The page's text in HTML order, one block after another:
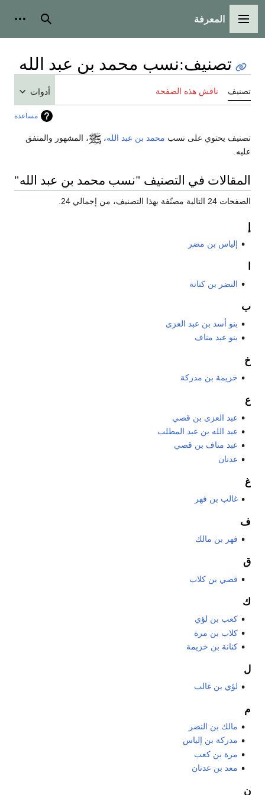
القائمة الرئيسية
المعرفة بحث
تصنيف:نسب محمد بن عبد الله
تصنيف ناقش هذه الصفحة أدوات
مساعدة
تصنيف يحتوي على نسب محمد بن عبد الله،
، المشهور والمتفق
عليه.
المقالات في التصنيف "نسب محمد بن عبد الله"
الصفحات 24 التالية مصنّفة بهذا التصنيف، من إجمالي 24.
إلياس بن مضر
النضر بن كنانة
ب
بنو أسد بن عبد العزى
بنو عبد مناف
خ
خزيمة بن مدركة
ع
عبد العزى بن قصي
عبد الله بن عبد المطلب
عبد مناف بن قصي
عدنان
غ
غالب بن فهر
ف
فهر بن مالك
ق
قصي بن كلاب
ك
كعب بن لؤي
كلاب بن مرة
كنانة بن خزيمة
ل
لؤي بن غالب
م
مالك بن النضر
مدركة بن إلياس
مرة بن كعب
معد بن عدنان
ن